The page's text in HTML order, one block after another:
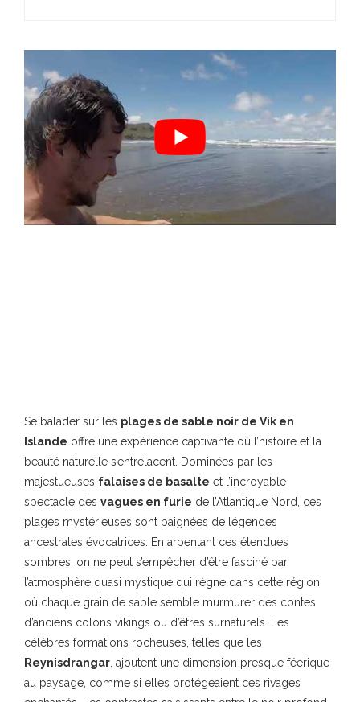
Se balader sur les plages de sable noir de Vik en
Islande offre une expérience captivante où l’histoire et la
beauté naturelle s’entrelacent. Dominées par les
majestueuses falaises de basalte et l’incroyable
spectacle des vagues en furie de l’Atlantique Nord, ces
plages mystérieuses sont baignées de légendes
ancestrales évocatrices. En arpentant ces étendues
sombres, on ne peut s’empêcher d’être fasciné par
l’atmosphère quasi mystique qui règne dans cette région,
où chaque grain de sable semble murmurer des contes
d’anciens colons vikings ou d’êtres surnaturels. Les
célèbres formations rocheuses, telles que les
Reynisdrangar , ajoutent une dimension presque féerique
au paysage, comme si elles protégeaient ces rivages